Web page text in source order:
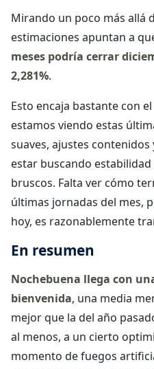
Mirando un poco más allá
estimaciones apuntan a
meses podría cerrar
2,281%.
Esto encaja bastante con
estamos viendo estas
suaves, ajustes
estar buscando
bruscos. Falta ver cómo
últimas jornadas del mes,
hoy, es razonablemente
En resumen
Nochebuena llega con
bienvenida, una media
mejor que la del año
al menos, a un cierto
momento de fuegos